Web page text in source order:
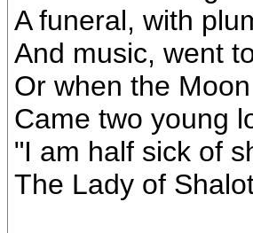
A funeral, with
And music, went
Or when the
Came two young
"I am half sick of
The Lady of